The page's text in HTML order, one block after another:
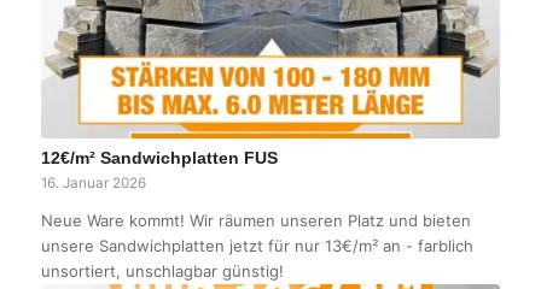
12€/m² Sandwichplatten FUS
16. Januar 2026
Neue Ware kommt! Wir räumen unseren Platz und bieten
unsere Sandwichplatten jetzt für nur 13€/m² an - farblich
unsortiert, unschlagbar günstig!